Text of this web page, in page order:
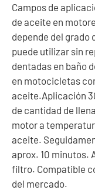
Campos de
de aceite en
depende del grado
puede utilizar sin
dentadas en baño
en motocicletas
aceite.Aplicación
de cantidad de
motor a
aceite.
aprox. 10 minutos.
filtro. Compatible
del mercado.